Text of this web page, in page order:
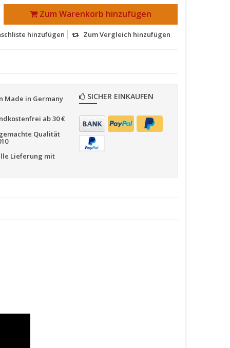
Zum Warenkorb hinzufügen
hinzufügen Zum Vergleich hinzufügen
Made in Germany
ab 30 €
Qualität
Lieferung mit
SICHER EINKAUFEN